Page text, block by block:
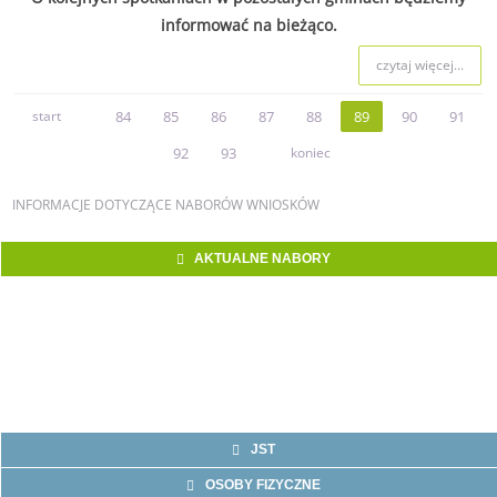
informować na bieżąco.
czytaj więcej...
start 84 85 86 87 88 89 90
91
92
93 koniec
INFORMACJE DOTYCZĄCE NABORÓW WNIOSKÓW
AKTUALNE NABORY
JST
OSOBY FIZYCZNE